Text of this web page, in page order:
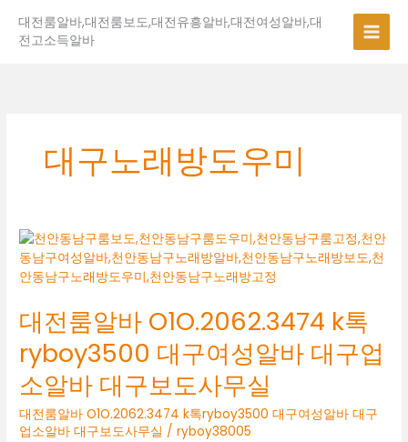
대전룸알바,대전룸보도,대전유흥알바,대전여성알바,대
전고소득알바
대구노래방도우미
대전룸알바 O1O.2062.3474 k톡
ryboy3500 대구여성알바 대구업
소알바 대구보도사무실
대전룸알바 O1O.2062.3474 k톡ryboy3500 대구여성알바 대구
업소알바 대구보도사무실 /ryboy38005
대
전
룸
바
O1O.2062.3474
k
톡
ryboy3500
대
구